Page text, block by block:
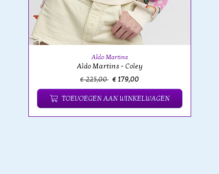
Aldo Martins
Aldo Martins - Coley
€ 225,00 € 179,00
TOEVOEGEN AAN WINKELWAGEN